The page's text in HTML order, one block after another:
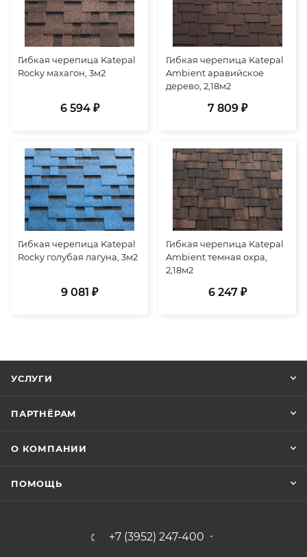
Гибкая черепица Katepal
Rocky махагон, 3м2
6 594 ₽
Гибкая черепица Katepal
Ambient аравийское
дерево, 2,18м2
7 809 ₽
Гибкая черепица Katepal
Rocky голубая лагуна, 3м2
9 081 ₽
Гибкая черепица Katepal
Ambient темная охра,
2,18м2
6 247 ₽
УСЛУГИ
ПАРТНЁРАМ
О КОМПАНИИ
ПОМОЩЬ
+7 (3952) 247-400